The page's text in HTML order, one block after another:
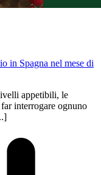
in Spagna nel mese di
appetibili, le
interrogare ognuno